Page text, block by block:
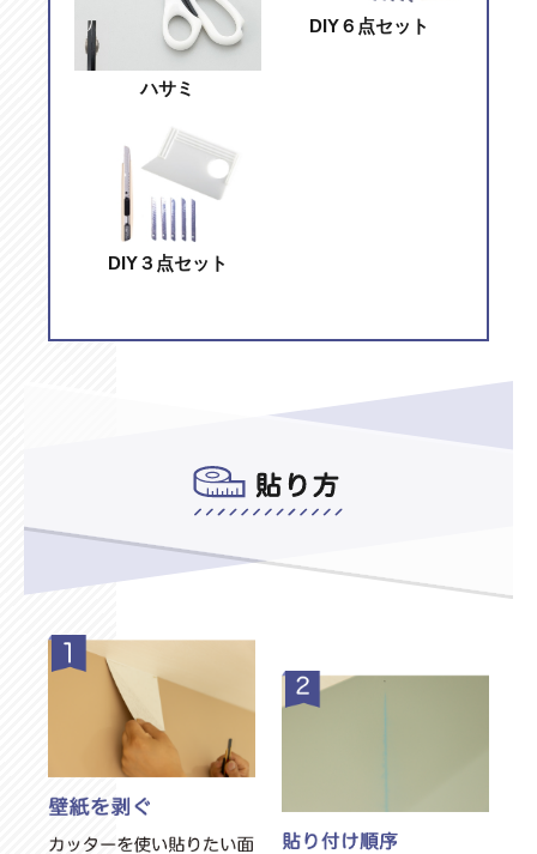
ハサミ
DIY６点セット
DIY３点セット